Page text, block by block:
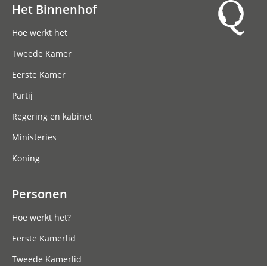
Het Binnenhof
Hoe werkt het
Tweede Kamer
Eerste Kamer
Partij
Regering en kabinet
Ministeries
Koning
Personen
Hoe werkt het?
Eerste Kamerlid
Tweede Kamerlid